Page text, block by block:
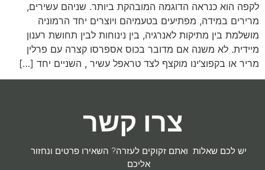
לקפה הוא כנראה הדוגמה המובהקת ביותר. שניהם עשירים,
מרירים במידה, מפתיעים בטעמיהם ויוצרים יחד הרמוניה
מושלמת בין מתיקות לאנרגיה, בין נינוחות לבין תחושת רענון
מיידית. לא משנה אם מדובר בכוס אספרסו קצרה עם פרלין
מריר או בקפוצ’ינו מוקצף לצד טראפל עשיר , השניים יחד […]
צרו קשר
יש לכם שאלות ואתם זקוקים לעזרה? השאירו פרטים ונחזור
אליכם